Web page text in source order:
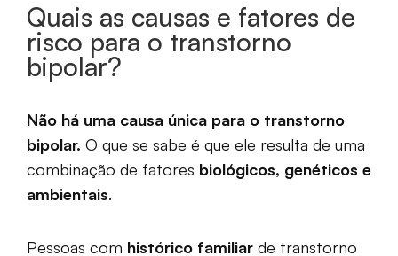
Quais as causas e fatores de
risco para o transtorno
bipolar?
Não há uma causa única para o transtorno
bipolar. O que se sabe é que ele resulta de uma
combinação de fatores biológicos, genéticos e
ambientais.
Pessoas com histórico familiar de transtorno